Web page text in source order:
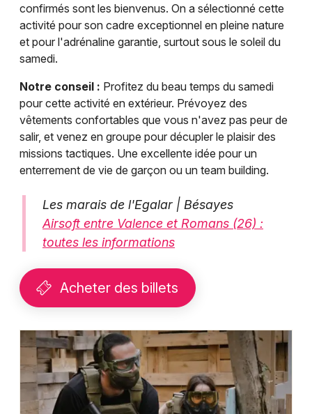
confirmés sont les bienvenus. On a sélectionné cette
activité pour son cadre exceptionnel en pleine nature
et pour l'adrénaline garantie, surtout sous le soleil du
samedi.
Notre conseil : Profitez du beau temps du samedi
pour cette activité en extérieur. Prévoyez des
vêtements confortables que vous n'avez pas peur de
salir, et venez en groupe pour décupler le plaisir des
missions tactiques. Une excellente idée pour un
enterrement de vie de garçon ou un team building.
Les marais de l'Egalar | Bésayes
Airsoft entre Valence et Romans (26) :
toutes les informations
Acheter des billets